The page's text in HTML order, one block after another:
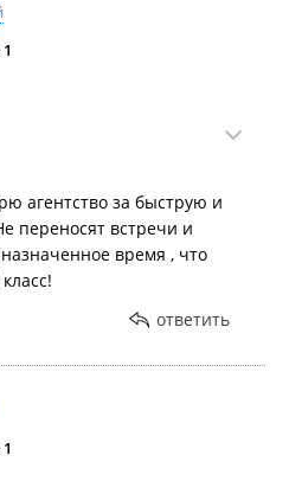
1
агентство за быструю и
переносят встречи и
время , что
ответить
1